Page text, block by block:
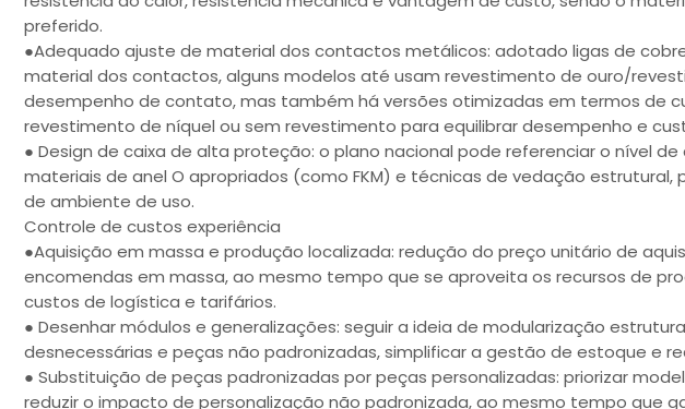
preferido.
●Adequado ajuste de material dos contactos metálicos: adotado ligas de
material dos contactos, alguns modelos até usam revestimento de ouro/
desempenho de contato, mas também há versões otimizadas em termos de
revestimento de níquel ou sem revestimento para equilibrar desempenho e
● Design de caixa de alta proteção: o plano nacional pode referenciar o nível de
materiais de anel O apropriados (como FKM) e técnicas de vedação estrutural,
de ambiente de uso.
Controle de custos experiência
●Aquisição em massa e produção localizada: redução do preço unitário de
encomendas em massa, ao mesmo tempo que se aproveita os recursos de
custos de logística e tarifários.
● Desenhar módulos e generalizações: seguir a ideia de modularização
desnecessárias e peças não padronizadas, simplificar a gestão de estoque e
● Substituição de peças padronizadas por peças personalizadas: priorizar
reduzir o impacto de personalização não padronizada, ao mesmo tempo que